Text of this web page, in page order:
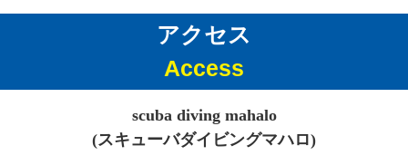
アクセス
Access
scuba diving mahalo
(スキューバダイビングマハロ)